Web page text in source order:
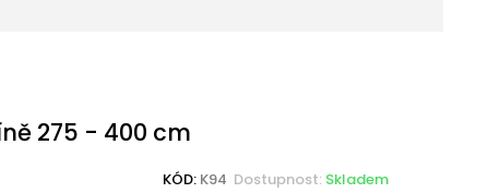
275 - 400 cm
KÓD: K94 Dostupnost: Skladem